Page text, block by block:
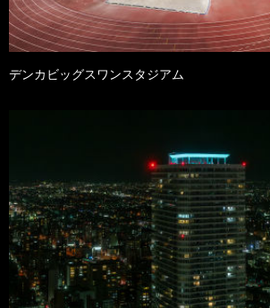
デンカビッグスワンスタジアム